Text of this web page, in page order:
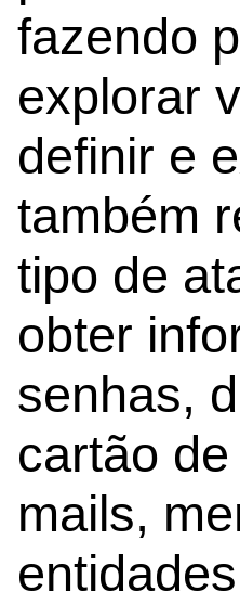
fazendo
explorar
definir e
também
tipo de
obter
senhas,
cartão
mails,